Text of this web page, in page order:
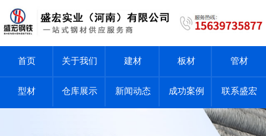
首页 关于我们 建材 板材 管材
型材 仓库展示 新闻动态 成功案例 联系盛宏